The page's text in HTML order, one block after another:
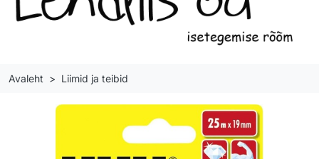
Avaleht Liimid ja teibid